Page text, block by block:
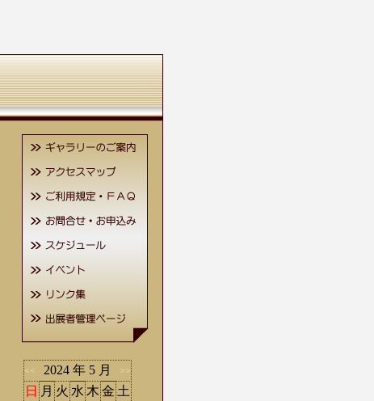
<< 2024 年 5 月 >>
日 月 火 水 木 金 土